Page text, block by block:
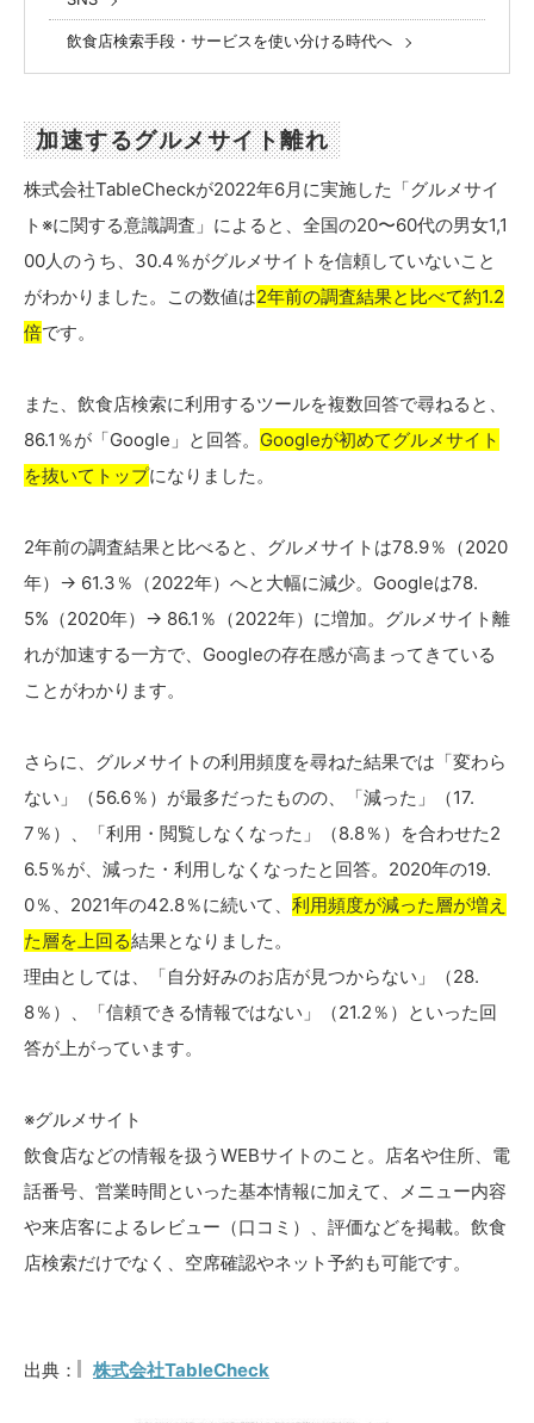
飲食店検索手段・サービスを使い分ける時代へ
加速するグルメサイト離れ
株式会社TableCheckが2022年6月に実施した「グルメサイ
ト※に関する意識調査」によると、全国の20〜60代の男女1,1
00人のうち、30.4％がグルメサイトを信頼していないこと
がわかりました。この数値は2年前の調査結果と比べて約1.2
倍です。
また、飲食店検索に利用するツールを複数回答で尋ねると、
86.1％が「Google」と回答。 Googleが初めてグルメサイト
を抜いてトップになりました。
2年前の調査結果と比べると、グルメサイトは78.9％（2020
年）→ 61.3％（2022年）へと大幅に減少。Googleは78.
5%（2020年）→ 86.1％（2022年）に増加。グルメサイト離
れが加速する一方で、Googleの存在感が高まってきている
ことがわかります。
さらに、グルメサイトの利用頻度を尋ねた結果では「変わら
ない」（56.6％）が最多だったものの、「減った」（17.
7％）、「利用・閲覧しなくなった」（8.8％）を合わせた2
6.5％が、減った・利用しなくなったと回答。2020年の19.
0％、2021年の42.8％に続いて、 利用頻度が減った層が増え
た層を上回る結果となりました。
理由としては、「自分好みのお店が見つからない」（28.
8％）、「信頼できる情報ではない」（21.2％）といった回
答が上がっています。
※グルメサイト
飲食店などの情報を扱うWEBサイトのこと。店名や住所、電
話番号、営業時間といった基本情報に加えて、メニュー内容
や来店客によるレビュー（口コミ）、評価などを掲載。飲食
店検索だけでなく、空席確認やネット予約も可能です。
出典： 株式会社TableCheck